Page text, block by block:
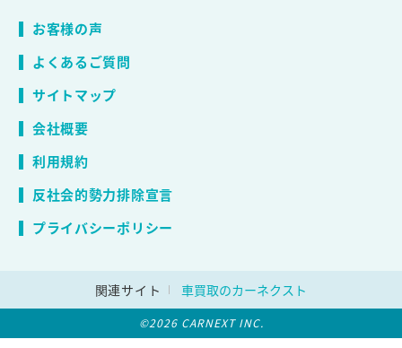
お客様の声
よくあるご質問
サイトマップ
会社概要
利用規約
反社会的勢力排除宣言
プライバシーポリシー
関連サイト 車買取のカーネクスト
©2026 CARNEXT INC.